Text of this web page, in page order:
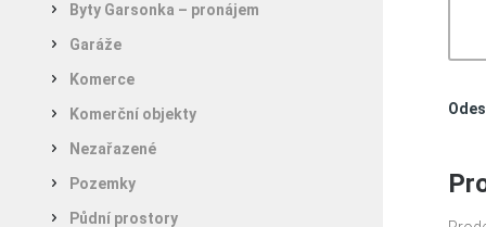
Byty Garsonka – pronájem
Garáže
Komerce
Komerční objekty
Nezařazené
Pozemky
Půdní prostory